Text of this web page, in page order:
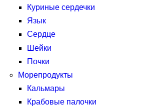
Куриные сердечки
Язык
Сердце
Шейки
Почки
Морепродукты
Кальмары
Крабовые палочки